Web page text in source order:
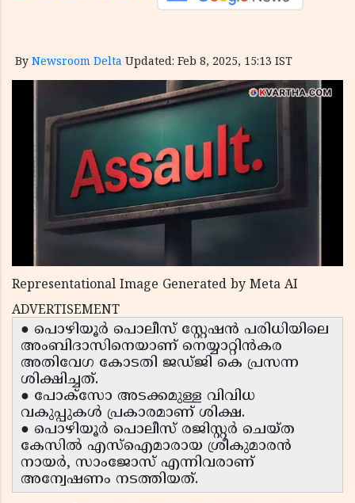
By Newsroom Delta Updated: Feb 8, 2025, 15:13 IST
Representational Image Generated by Meta AI
ADVERTISEMENT
● പൊഴിയൂർ പൊലീസ് സ്റ്റേഷൻ പരിധിയിലെ
അംബിദാസിനെയാണ് നെയ്യാറ്റിൻകര
അതിവേഗ കോടതി ജഡ്‌ജി കെ പ്രസന്ന
ശിക്ഷിച്ചത്.
● പോക്സോ അടക്കമുള്ള വിവിധ
വകുപ്പുകൾ പ്രകാരമാണ് ശിക്ഷ.
● പൊഴിയൂർ പൊലീസ് രജിസ്റ്റർ ചെയ്‌ത
കേസിൽ എസ്ഐമാരായ ശ്രീകുമാരൻ
നായർ, സാംജോസ് എന്നിവരാണ്
അന്വേഷണം നടത്തിയത്.